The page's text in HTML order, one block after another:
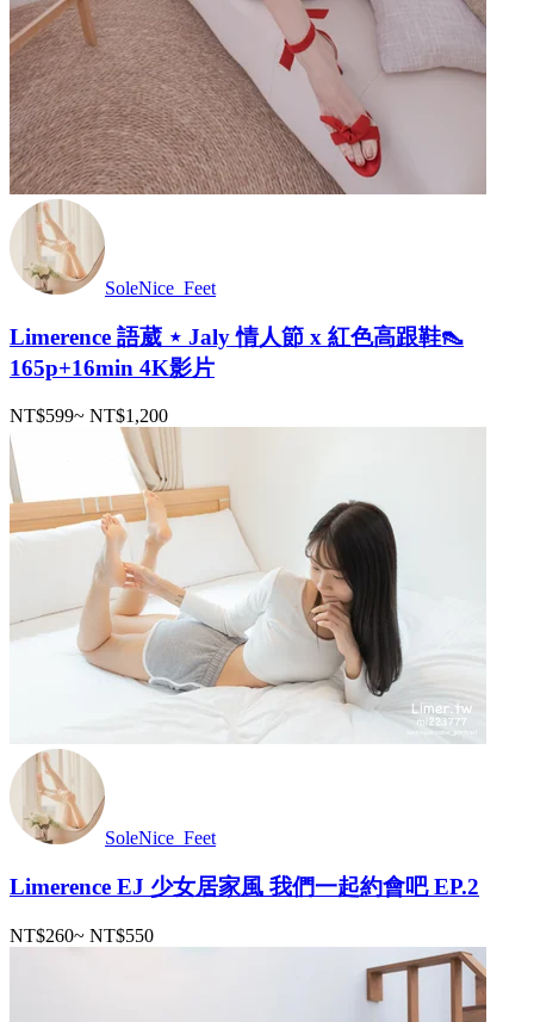
SoleNice_Feet
Limerence 語葳 ⋆ Jaly 情人節 x 紅色高跟鞋👠
165p+16min 4K影片
NT$599~ NT$1,200
SoleNice_Feet
Limerence EJ 少女居家風 我們一起約會吧 EP.2
NT$260~ NT$550